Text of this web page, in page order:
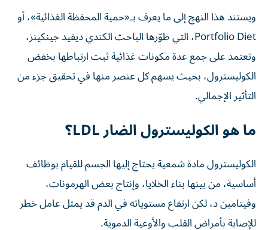
ويستند هذا النهج إلى ما يعرف بـ«حمية المحفظة الغذائية»، أو
Portfolio Diet، التي طوّرها الباحث الكندي ديفيد جينكينز،
وتعتمد على جمع عدة مكونات غذائية ثبت ارتباطها بخفض
الكوليسترول، بحيث يسهم كل عنصر منها في تحقيق جزء من
التأثير الإجمالي.
ما هو الكوليسترول الضار LDL؟
أساسية، من بينها بناء الخلايا، وإنتاج بعض الهرمونات،
وفيتامين د، لكن ارتفاع مستوياته في الدم قد يمثل عامل خطر
للإصابة بأمراض القلب والأوعية الدموية.